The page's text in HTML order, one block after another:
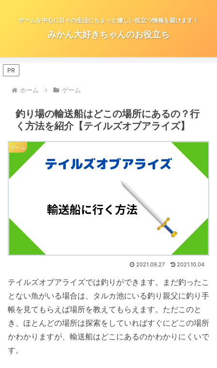
ゲームを中心に日々の生活にちょっと嬉しい役立つ情報を届けます！
みかん大好きちゃんのお役立ち
PR
ホーム ゲーム
釣り場の輸送船はどこの場所にあるの？行
く方法を紹介【テイルズオブアライズ】
ゲーム
2021.09.27 2021.10.04
テイルズオブアライズでは釣りができます。まだ釣ったこ
とない魚がいる場合は、タルカ池にいる釣り親父に釣り手
帳を見てもらえば場所を教えてもらえます。ただこのと
き、ほとんどの場所は探索をしていればすぐにどこの場所
かわかりますが、輸送船はどこにあるのかわかりにくいで
す。